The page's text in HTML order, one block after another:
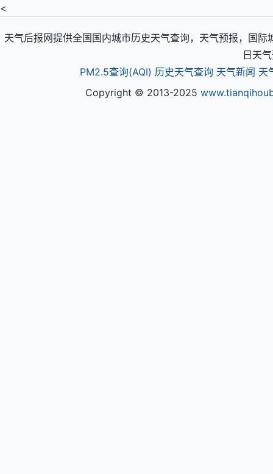
<
天气后报网提供全国国内城市历史天气查询，天气预报，国
日天
PM2.5查询(AQI) 历史天气查询 天气新闻 天
Copyright © 2013-2025